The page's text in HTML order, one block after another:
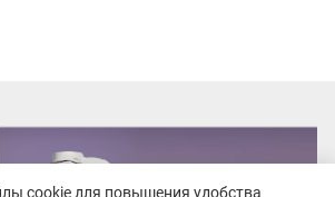
cookie для повышения удобства